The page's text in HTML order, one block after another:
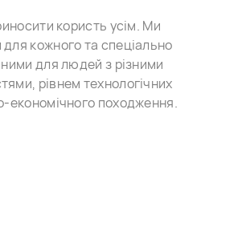
користь усім. Ми
кожного та спеціально
для людей з різними
рівнем технологічних
економічного походження.